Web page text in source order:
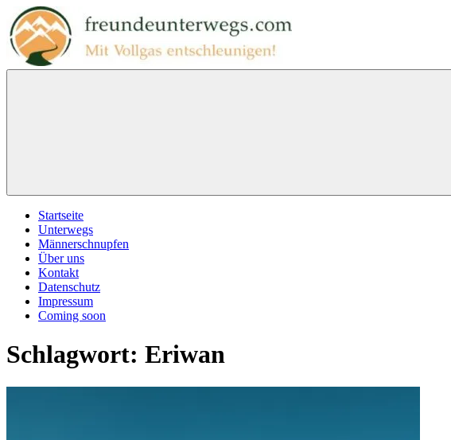
Zum
Inhalt
springen
Menu
Startseite
Unterwegs
Männerschnupfen
Über uns
Kontakt
Datenschutz
Impressum
Coming soon
Schlagwort: Eriwan